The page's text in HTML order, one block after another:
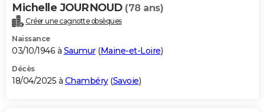
Michelle JOURNOUD (78 ans)
Créer une cagnotte obsèques
Naissance
03/10/1946 à Saumur(Maine-et-Loire)
Décès
18/04/2025 à Chambéry(Savoie)